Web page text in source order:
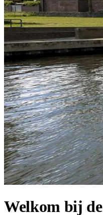
Welkom bij